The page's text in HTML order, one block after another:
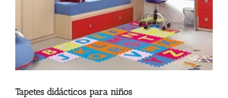
Tapetes didácticos para niños